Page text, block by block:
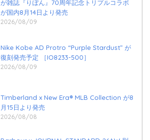
が雑誌『りぼん』70周年記念トリプルコラボ
が国内8月14日より発売
2026/08/09
Nike Kobe AD Protro “Purple Stardust” が
復刻発売予定 ［IO8233-500］
2026/08/09
Timberland x New Era®︎ MLB Collection が8
月15日より発売
2026/08/08